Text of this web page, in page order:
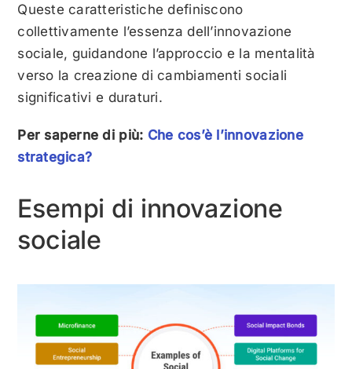
Queste caratteristiche definiscono
collettivamente l’essenza dell’innovazione
sociale, guidandone l’approccio e la mentalità
verso la creazione di cambiamenti sociali
significativi e duraturi.
Per saperne di più: Che cos’è l’innovazione
strategica?
Esempi di innovazione
sociale